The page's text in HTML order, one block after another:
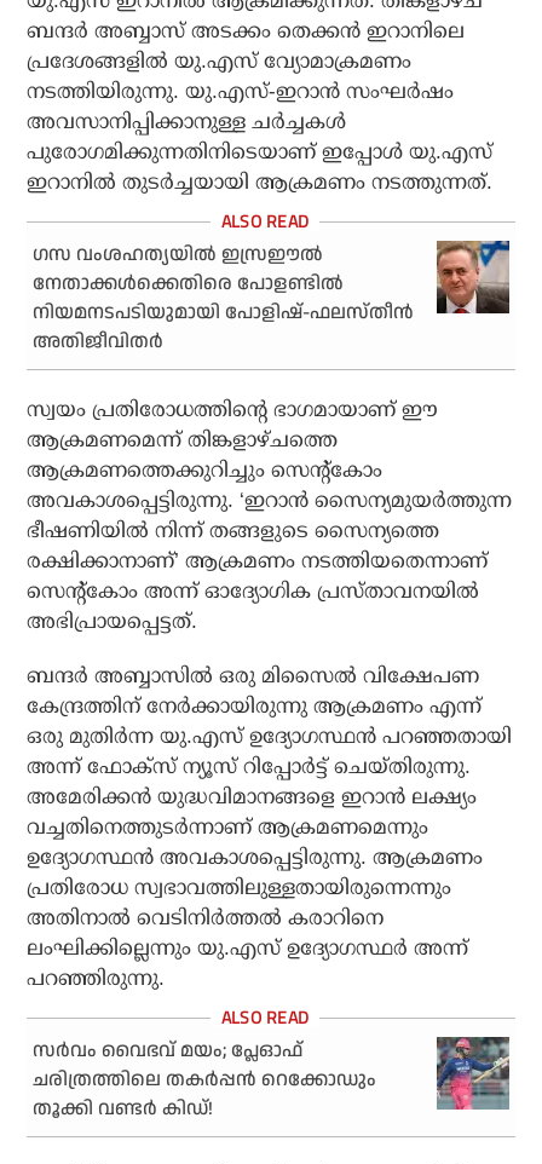
ബന്ദര്‍ അബ്ബാസ് അടക്കം തെക്കന്‍ ഇറാനിലെ
പ്രദേശങ്ങളില്‍ യു.എസ് വ്യോമാക്രമണം
നടത്തിയിരുന്നു. യു.എസ്-ഇറാന്‍ സംഘര്‍ഷം
അവസാനിപ്പിക്കാനുള്ള ചര്‍ച്ചകള്‍
പുരോഗമിക്കുന്നതിനിടെയാണ് ഇപ്പോള്‍ യു.എസ്
ഇറാനില്‍ തുടര്‍ച്ചയായി ആക്രമണം നടത്തുന്നത്.
ഗസ വംശഹത്യയില്‍ ഇസ്രഈല്‍
നേതാക്കള്‍ക്കെതിരെ പോളണ്ടില്‍
നിയമനടപടിയുമായി പോളിഷ്-ഫലസ്തീന്‍
അതിജീവിതര്‍
സ്വയം പ്രതിരോധത്തിന്റെ ഭാഗമായാണ് ഈ
ആക്രമണമെന്ന് തിങ്കളാഴ്ചത്തെ
ആക്രമണത്തെക്കുറിച്ചും സെന്റ്‌കോം
അവകാശപ്പെട്ടിരുന്നു. ‘ഇറാന്‍ സൈന്യമുയര്‍ത്തുന്ന
ഭീഷണിയില്‍ നിന്ന് തങ്ങളുടെ സൈന്യത്തെ
രക്ഷിക്കാനാണ്’ ആക്രമണം നടത്തിയതെന്നാണ്
സെന്റ്കോം അന്ന് ഓദ്യോഗിക പ്രസ്താവനയില്‍
അഭിപ്രായപ്പെട്ടത്.
ബന്ദര്‍ അബ്ബാസില്‍ ഒരു മിസൈല്‍ വിക്ഷേപണ
കേന്ദ്രത്തിന് നേര്‍ക്കായിരുന്നു ആക്രമണം എന്ന്
ഒരു മുതിര്‍ന്ന യു.എസ് ഉദ്യോഗസ്ഥന്‍ പറഞ്ഞതായി
അന്ന് ഫോക്സ് ന്യൂസ് റിപ്പോര്‍ട്ട് ചെയ്തിരുന്നു.
അമേരിക്കന്‍ യുദ്ധവിമാനങ്ങളെ ഇറാന്‍ ലക്ഷ്യം
വച്ചതിനെത്തുടര്‍ന്നാണ് ആക്രമണമെന്നും
ഉദ്യോഗസ്ഥന്‍ അവകാശപ്പെട്ടിരുന്നു. ആക്രമണം
പ്രതിരോധ സ്വഭാവത്തിലുള്ളതായിരുന്നെന്നും
അതിനാല്‍ വെടിനിര്‍ത്തല്‍ കരാറിനെ
ലംഘിക്കില്ലെന്നും യു.എസ് ഉദ്യോഗസ്ഥര്‍ അന്ന്
പറഞ്ഞിരുന്നു.
സര്‍വം വൈഭവ് മയം; പ്ലേഓഫ്
ചരിത്രത്തിലെ തകര്‍പ്പന്‍ റെക്കോഡും
തൂക്കി വണ്ടര്‍ കിഡ്!